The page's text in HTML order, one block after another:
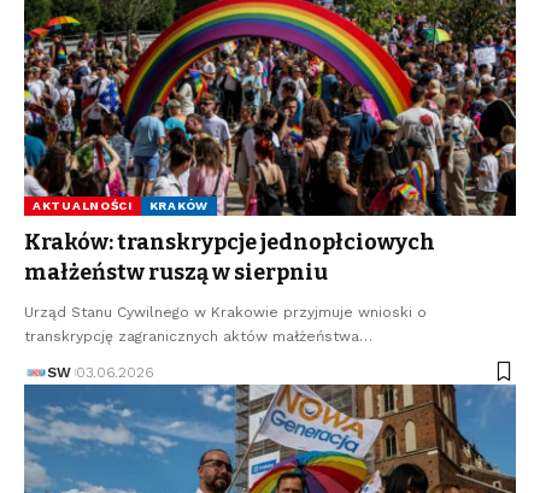
AKTUALNOŚCI KRAKÓW
Kraków: transkrypcje jednopłciowych
małżeństw ruszą w sierpniu
Urząd Stanu Cywilnego w Krakowie przyjmuje wnioski o
transkrypcję zagranicznych aktów małżeństwa…
SW 03.06.2026